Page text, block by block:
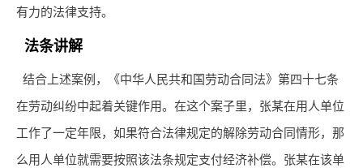
有力的法律支持。
法条讲解
结合上述案例，《中华人民共和国劳动合同法》第四十七条
在劳动纠纷中起着关键作用。在这个案子里，张某在用人单位
工作了一定年限，如果符合法律规定的解除劳动合同情形，那
么用人单位就需要按照该法条规定支付经济补偿。张某在该单